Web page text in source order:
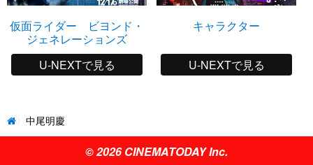
仮面ライダー ビヨンド・
ジェネレーションズ
U-NEXTで見る
キャラクター
U-NEXTで見る
中尾明慶
© 2026 CINEMATODAY Inc.